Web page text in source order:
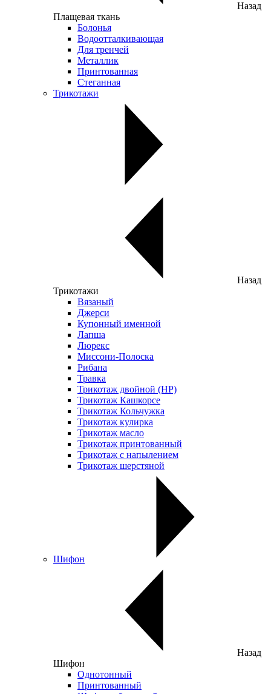
Назад
Плащевая ткань
Болонья
Водоотталкивающая
Для тренчей
Металлик
Принтованная
Стеганная
Трикотажи
Назад
Трикотажи
Вязаный
Джерси
Купонный именной
Лапша
Люрекс
Миссони-Полоска
Рибана
Травка
Трикотаж двойной (НР)
Трикотаж Кашкорсе
Трикотаж Кольчужка
Трикотаж кулирка
Трикотаж масло
Трикотаж принтованный
Трикотаж с напылением
Трикотаж шерстяной
Шифон
Назад
Шифон
Однотонный
Принтованный